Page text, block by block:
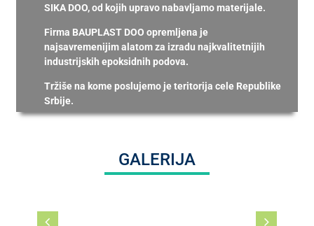
SIKA DOO, od kojih upravo nabavljamo materijale.
Firma BAUPLAST DOO opremljena je
najsavremenijim alatom za izradu najkvalitetnijih
industrijskih epoksidnih podova.
Tržiše na kome poslujemo je teritorija cele Republike
Srbije.
GALERIJA